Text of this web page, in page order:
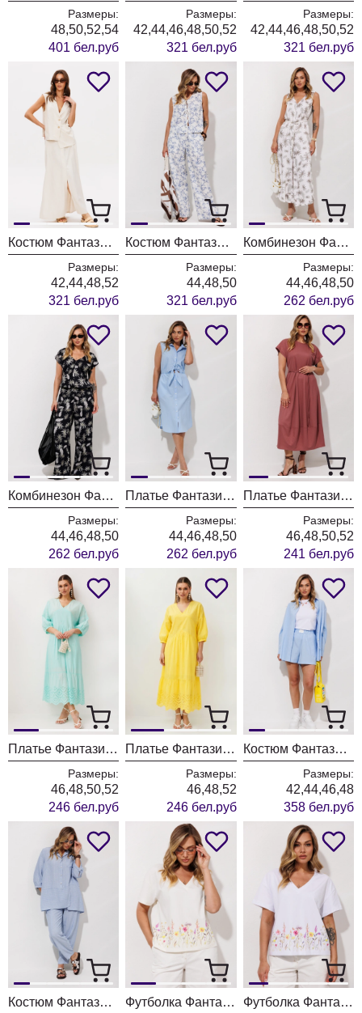
Размеры:
48,50,52,54
401 бел.руб
Размеры:
42,44,46,48,50,52
321 бел.руб
Размеры:
42,44,46,48,50,52
321 бел.руб
Костюм Фантазия Мод 4820/2 беж
Размеры:
42,44,48,52
321 бел.руб
Костюм Фантазия Мод 5454
Размеры:
44,48,50
321 бел.руб
Комбинезон Фантазия Мод 5488
Размеры:
44,46,48,50
262 бел.руб
Комбинезон Фантазия Мод 5446
Размеры:
44,46,48,50
262 бел.руб
Платье Фантазия Мод 5458
Размеры:
44,46,48,50
262 бел.руб
Платье Фантазия Мод 5451
Размеры:
46,48,50,52
241 бел.руб
Платье Фантазия Мод 5413 мятный
Размеры:
46,48,50,52
246 бел.руб
Платье Фантазия Мод 5413 желтый
Размеры:
46,48,52
246 бел.руб
Костюм Фантазия Мод 5450
Размеры:
42,44,46,48
358 бел.руб
Костюм Фантазия Мод 5463 Футболка Фантазия Мод 5498 молочный Футболка Фантазия Мод 5498 белый